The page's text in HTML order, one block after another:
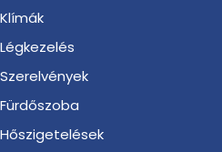
Klímák
Légkezelés
Szerelvények
Fürdőszoba
Hőszigetelések